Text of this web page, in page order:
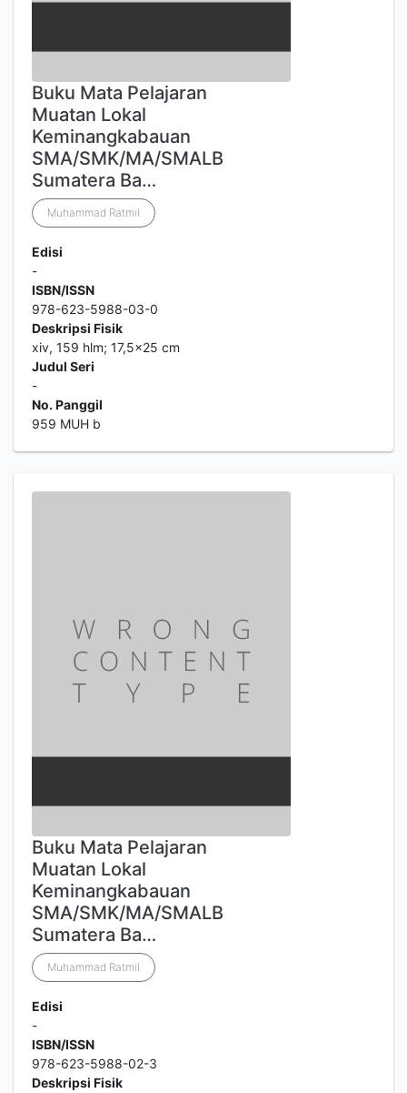
Buku Mata Pelajaran
Muatan Lokal
Keminangkabauan
SMA/SMK/MA/SMALB
Sumatera Ba…
Muhammad Ratmil
Edisi
-
ISBN/ISSN
978-623-5988-03-0
Deskripsi Fisik
xiv, 159 hlm; 17,5x25 cm
Judul Seri
-
No. Panggil
959 MUH b
Buku Mata Pelajaran
Muatan Lokal
Keminangkabauan
SMA/SMK/MA/SMALB
Sumatera Ba…
Muhammad Ratmil
Edisi
-
ISBN/ISSN
978-623-5988-02-3
Deskripsi Fisik